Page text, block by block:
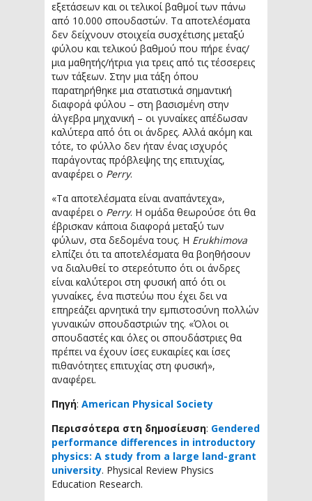
εξετάσεων και οι τελικοί βαθμοί των πάνω
από 10.000 σπουδαστών. Τα αποτελέσματα
δεν δείχνουν στοιχεία συσχέτισης μεταξύ
φύλου και τελικού βαθμού που πήρε ένας/
μια μαθητής/ήτρια για τρεις από τις τέσσερεις
των τάξεων. Στην μια τάξη όπου
παρατηρήθηκε μια στατιστικά σημαντική
διαφορά φύλου – στη βασισμένη στην
άλγεβρα μηχανική – οι γυναίκες απέδωσαν
καλύτερα από ότι οι άνδρες. Αλλά ακόμη και
τότε, το φύλλο δεν ήταν ένας ισχυρός
παράγοντας πρόβλεψης της επιτυχίας,
αναφέρει ο Perry.
«Τα αποτελέσματα είναι αναπάντεχα»,
αναφέρει ο Perry. Η ομάδα θεωρούσε ότι θα
έβρισκαν κάποια διαφορά μεταξύ των
φύλων, στα δεδομένα τους. Η Erukhimova
ελπίζει ότι τα αποτελέσματα θα βοηθήσουν
να διαλυθεί το στερεότυπο ότι οι άνδρες
είναι καλύτεροι στη φυσική από ότι οι
γυναίκες, ένα πιστεύω που έχει δει να
επηρεάζει αρνητικά την εμπιστοσύνη πολλών
γυναικών σπουδαστριών της. «Όλοι οι
σπουδαστές και όλες οι σπουδάστριες θα
πρέπει να έχουν ίσες ευκαιρίες και ίσες
πιθανότητες επιτυχίας στη φυσική»,
αναφέρει.
Πηγή: American Physical Society
Περισσότερα στη δημοσίευση: Gendered
performance differences in introductory
physics: A study from a large land-grant
university. Physical Review Physics
Education Research.